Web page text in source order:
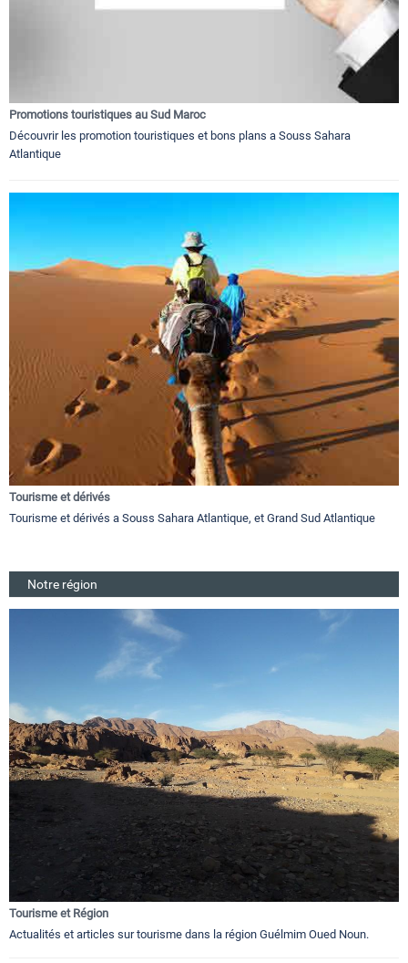
Promotions touristiques au Sud Maroc
Découvrir les promotion touristiques et bons plans a Souss Sahara
Atlantique
Tourisme et dérivés
Tourisme et dérivés a Souss Sahara Atlantique, et Grand Sud Atlantique
Notre région
Tourisme et Région
Actualités et articles sur tourisme dans la région Guélmim Oued Noun.